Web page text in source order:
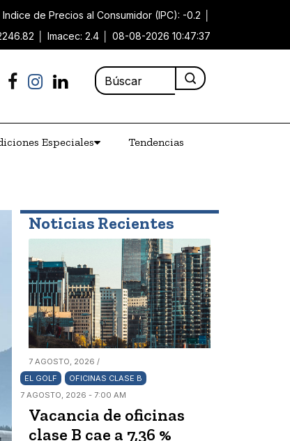
Indice de Precios al Consumidor (IPC): -0.2
Imacec: 2.4 08-08-2026 10:47:37
Especiales Tendencias
Noticias Recientes
7 AGOSTO, 2026 /
EL GOLF
OFICINAS CLASE B
7 AGOSTO, 2026 - 7:00 AM
Vacancia de oficinas
clase B cae a 7,36 %